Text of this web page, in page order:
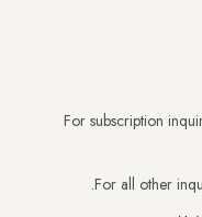
For subscription
For all other
.